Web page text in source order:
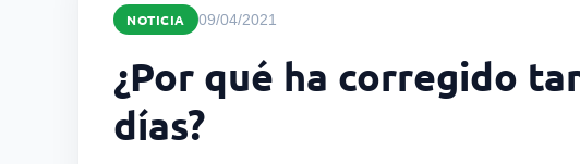
NOTICIA 09/04/2021
¿Por qué ha corregido
días?